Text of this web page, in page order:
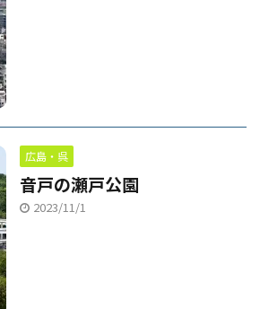
広島・呉
音戸の瀬戸公園
2023/11/1